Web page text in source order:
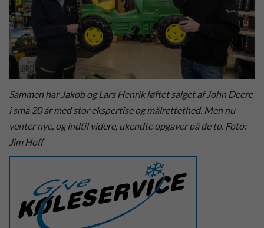
Sammen har Jakob og Lars Henrik løftet salget af John Deere
i små 20 år med stor ekspertise og målrettethed. Men nu
venter nye, og indtil videre, ukendte opgaver på de to. Foto:
Jim Hoff